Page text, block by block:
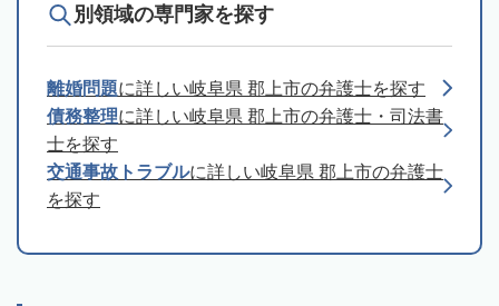
別領域の専門家を探す
離婚問題に詳しい岐阜県 郡上市の弁護士を探す
債務整理に詳しい岐阜県 郡上市の弁護士・司法書
士を探す
交通事故トラブルに詳しい岐阜県 郡上市の弁護士
を探す